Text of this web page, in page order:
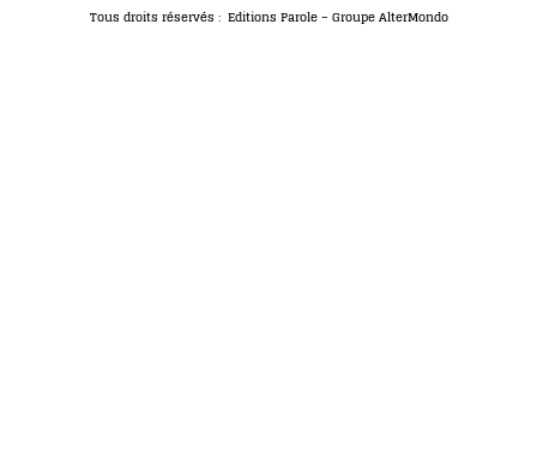
Tous droits réservés : Editions Parole – Groupe AlterMondo